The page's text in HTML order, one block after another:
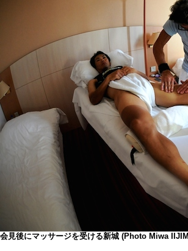
会見後にマッサージを受ける新城 (Photo Miwa